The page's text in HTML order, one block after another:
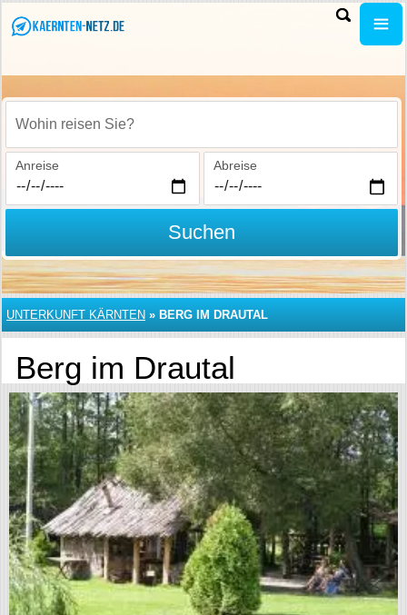
Wohin reisen Sie?
Anreise Abreise
Suchen
UNTERKUNFT KÄRNTEN » BERG IM DRAUTAL
Berg im Drautal